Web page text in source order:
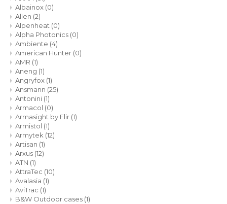
Albainox (0)
Allen (2)
Alpenheat (0)
Alpha Photonics (0)
Ambiente (4)
American Hunter (0)
AMR (1)
Aneng (1)
Angryfox (1)
Ansmann (25)
Antonini (1)
Armacol (0)
Armasight by Flir (1)
Armistol (1)
Armytek (12)
Artisan (1)
Arxus (12)
ATN (1)
AttraTec (10)
Avalasia (1)
AviTrac (1)
B&W Outdoor.cases (1)